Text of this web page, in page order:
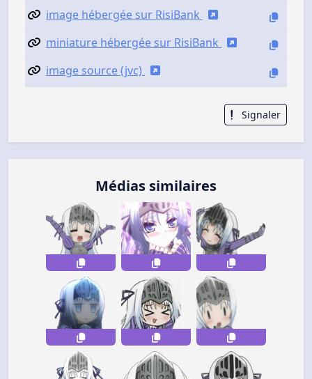
image hébergée sur RisiBank
miniature hébergée sur RisiBank
image source (jvc)
Signaler
Médias similaires